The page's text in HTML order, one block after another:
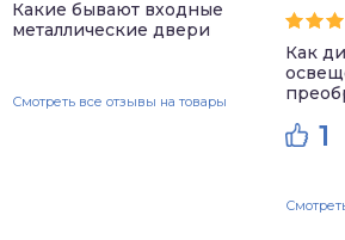
Какие бывают входные
металлические двери
Смотреть все отзывы на товары
Как
1